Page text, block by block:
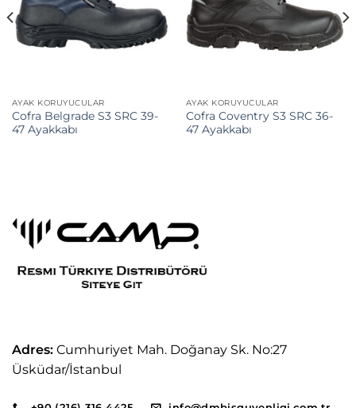
AYAK KORUYUCULAR
Cofra Belgrade S3 SRC 39-
47 Ayakkabı
AYAK KORUYUCULAR
Cofra Coventry S3 SRC 36-
47 Ayakkabı
Adres: Cumhuriyet Mah. Doğanay Sk. No:27
Üsküdar/İstanbul